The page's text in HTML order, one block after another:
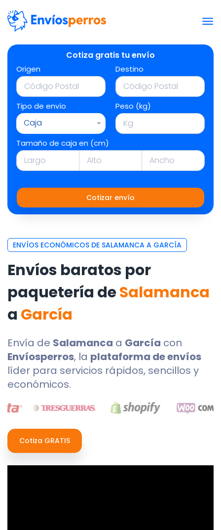
Cotiza gratis tu envío
Origen Destino
Tipo de envío
Caja
Peso (kg)
Tamaño de caja en (cm)
Cotizar envío
ENVÍOS ECONÓMICOS DE SALAMANCA A GARCÍA
Envíos baratos por
paquetería deSalamanca
a García
Envía de Salamanca a García con
Envíosperros, la plataforma de envíos
líder para servicios rápidos, sencillos y
económicos.
Cotiza GRATIS